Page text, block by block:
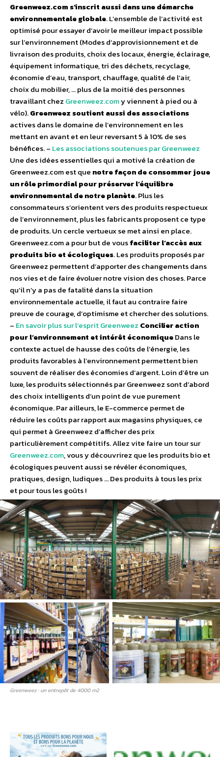
Greenweez.com s’inscrit aussi dans une démarche
environnementale globale. L’ensemble de l’activité est
optimisé pour essayer d’avoir le meilleur impact possible
sur l’environnement (Modes d’approvisionnement et de
livraison des produits, choix des locaux, énergie, éclairage,
équipement informatique, tri des déchets, recyclage,
économie d’eau, transport, chauffage, qualité de l’air,
choix du mobilier, … plus de la moitié des personnes
travaillant chez Greenweez.comy viennent à pied ou à
vélo).Greenweez soutient aussi des associations
actives dans le domaine de l’environnement en les
mettant en avant et en leur reversant 5 à 10% de ses
bénéfices. – Les associations soutenues par Greenweez
Une des idées essentielles qui a motivé la création de
Greenweez.com est que notre façon de consommer joue
un rôle primordial pour préserver l’équilibre
environnemental de notre planète. Plus les
consommateurs s’orientent vers des produits respectueux
de l’environnement, plus les fabricants proposent ce type
de produits. Un cercle vertueux se met ainsi en place.
Greenweez.com a pour but de vousfaciliter l’accès aux
produits bio et écologiques. Les produits proposés par
Greenweez permettent d’apporter des changements dans
nos vies et de faire évoluer notre vision des choses. Parce
qu’il n’y a pas de fatalité dans la situation
environnementale actuelle, il faut au contraire faire
preuve de courage, d’optimisme et chercher des solutions.
– En savoir plus sur l’esprit Greenweez Concilier action
pour l’environnement et intérêt économiqueDans le
contexte actuel de hausse des coûts de l’énergie, les
produits favorables à l’environnement permettent bien
souvent de réaliser des économies d’argent. Loin d’être un
luxe, les produits sélectionnés par Greenweez sont d’abord
des choix intelligents d’un point de vue purement
économique. Par ailleurs, le E-commerce permet de
réduire les coûts par rapport aux magasins physiques, ce
qui permet à Greenweez d’afficher des prix
particulièrement compétitifs. Allez vite faire un tour sur
Greenweez.com, vous y découvrirez que les produits bio et
écologiques peuvent aussi se révéler économiques,
pratiques, design, ludiques … Des produits à tous les prix
et pour tous les goûts !
Greenweez : un entrepôt de 4000 m2